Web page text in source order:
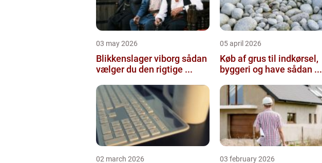
03 may 2026
Blikkenslager viborg sådan
vælger du den rigtige ...
05 april 2026
Køb af grus til indkørsel,
byggeri og have sådan ...
02 march 2026 03 february 2026